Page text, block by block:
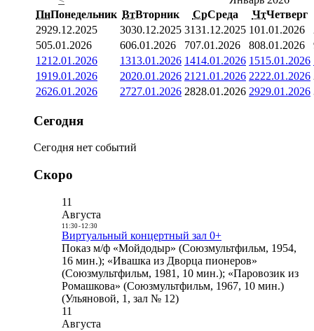
ПнПонедельник ВтВторник СрСреда ЧтЧетверг
2929.12.2025 3030.12.2025 3131.12.2025 101.01.2026
505.01.2026 606.01.2026 707.01.2026 808.01.2026
1212.01.2026 1313.01.2026 1414.01.2026 1515.01.2026
1919.01.2026 2020.01.2026 21 21.01.2026 2222.01.2026
2626.01.2026 2727.01.2026 2828.01.2026 2929.01.2026
Сегодня
Сегодня нет событий
Скоро
11
Августа
11:30- 12:30
Виртуальный концертный зал 0+
Показ м/ф «Мойдодыр» (Союзмультфильм, 1954,
16 мин.); «Ивашка из Дворца пионеров»
(Союзмультфильм, 1981, 10 мин.); «Паровозик из
Ромашкова» (Союзмультфильм, 1967, 10 мин.)
(Ульяновой, 1, зал № 12)
11
Августа